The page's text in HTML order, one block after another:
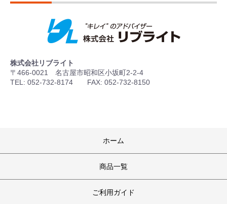
株式会社リブライト
〒466-0021 名古屋市昭和区小坂町2-2-4
TEL: 052-732-8174 FAX: 052-732-8150
ホーム
商品一覧
ご利用ガイド